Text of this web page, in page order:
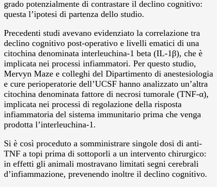
grado potenzialmente di contrastare il declino cognitivo:
questa l’ipotesi di partenza dello studio.
Precedenti studi avevano evidenziato la correlazione tra
declino cognitivo post-operativo e livelli ematici di una
citochina denominata interleuchina-1 beta (IL-1β), che è
implicata nei processi infiammatori. Per questo studio,
Mervyn Maze e colleghi del Dipartimento di anestesiologia
e cure perioperatorie dell’UCSF hanno analizzato un’altra
citochina denominata fattore di necrosi tumorale (TNF-α),
implicata nei processi di regolazione della risposta
infiammatoria del sistema immunitario prima che venga
prodotta l’interleuchina-1.
Si è così proceduto a somministrare singole dosi di anti-
TNF a topi prima di sottoporli a un intervento chirurgico:
in effetti gli animali mostravano limitati segni cerebrali
d’infiammazione, prevenendo inoltre il declino cognitivo.